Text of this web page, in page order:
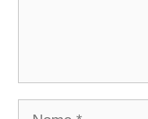
Nome